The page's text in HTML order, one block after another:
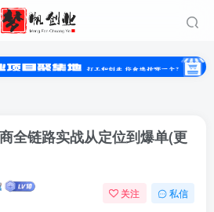
全链路实战从定位到爆单(更
关注 私信